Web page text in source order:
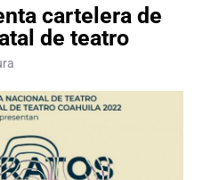
cartelera de
de teatro